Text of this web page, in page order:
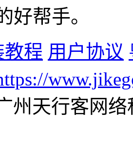
好帮手。
程 用户协议
州天行客网